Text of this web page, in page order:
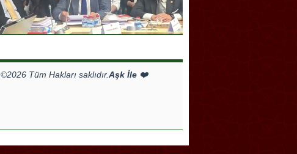
©2026 Tüm Hakları saklıdır.Aşk İle ❤️